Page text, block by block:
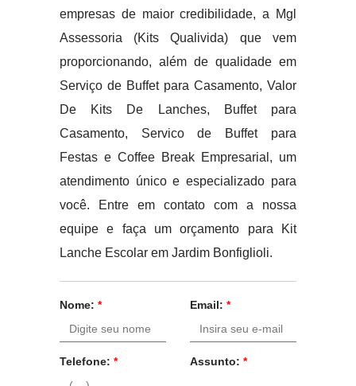
empresas de maior credibilidade, a Mgl
Assessoria (Kits Qualivida) que vem
proporcionando, além de qualidade em
Serviço de Buffet para Casamento, Valor
De Kits De Lanches, Buffet para
Casamento, Servico de Buffet para
Festas e Coffee Break Empresarial, um
atendimento único e especializado para
você. Entre em contato com a nossa
equipe e faça um orçamento para Kit
Lanche Escolar em Jardim Bonfiglioli.
Nome: * Email: *
Telefone: * Assunto: *